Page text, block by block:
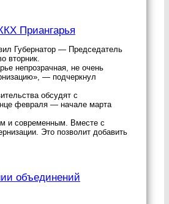
Приангарья
Губернатор — Председатель
вторник.
непрозрачная, не очень
— подчеркнул
обсудят с
февраля — начале марта
и современным. Вместе с
Это позволит добавить
объединений